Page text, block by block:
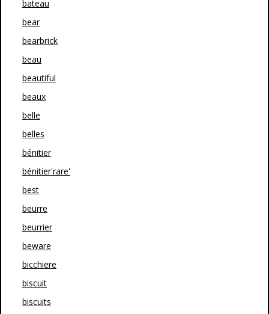
bateau
bear
bearbrick
beau
beautiful
beaux
belle
belles
bénitier
bénitier'rare'
best
beurre
beurrier
beware
bicchiere
biscuit
biscuits